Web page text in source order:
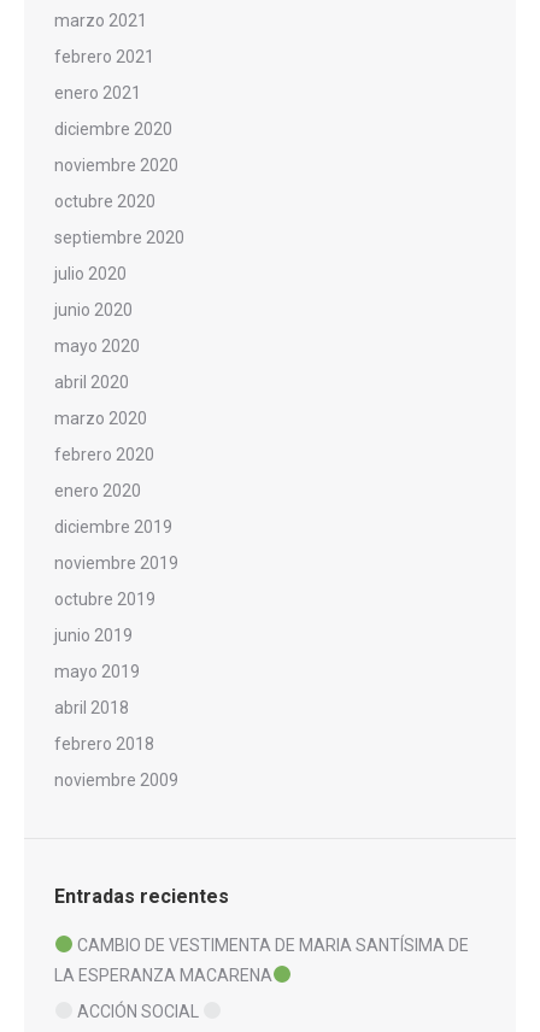
marzo 2021
febrero 2021
enero 2021
diciembre 2020
noviembre 2020
octubre 2020
septiembre 2020
julio 2020
junio 2020
mayo 2020
abril 2020
marzo 2020
febrero 2020
enero 2020
diciembre 2019
noviembre 2019
octubre 2019
junio 2019
mayo 2019
abril 2018
febrero 2018
noviembre 2009
Entradas recientes
CAMBIO DE VESTIMENTA DE MARIA SANTÍSIMA DE
LA ESPERANZA MACARENA
ACCIÓN SOCIAL